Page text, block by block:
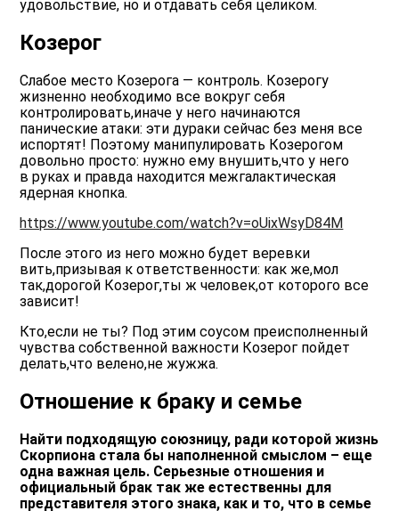
удовольствие, но и отдавать себя целиком.
Козерог
Слабое место Козерога — контроль. Козерогу
жизненно необходимо все вокруг себя
контролировать,иначе у него начинаются
панические атаки: эти дураки сейчас без меня все
испортят! Поэтому манипулировать Козерогом
довольно просто: нужно ему внушить,что у него
в руках и правда находится межгалактическая
ядерная кнопка.
https://www.youtube.com/watch?v=oUixWsyD84M
После этого из него можно будет веревки
вить,призывая к ответственности: как же,мол
так,дорогой Козерог,ты ж человек,от которого все
зависит!
Кто,если не ты? Под этим соусом преисполненный
чувства собственной важности Козерог пойдет
делать,что велено,не жужжа.
Отношение к браку и семье
Найти подходящую союзницу, ради которой жизнь
Скорпиона стала бы наполненной смыслом – еще
одна важная цель. Серьезные отношения и
официальный брак так же естественны для
представителя этого знака, как и то, что в семье